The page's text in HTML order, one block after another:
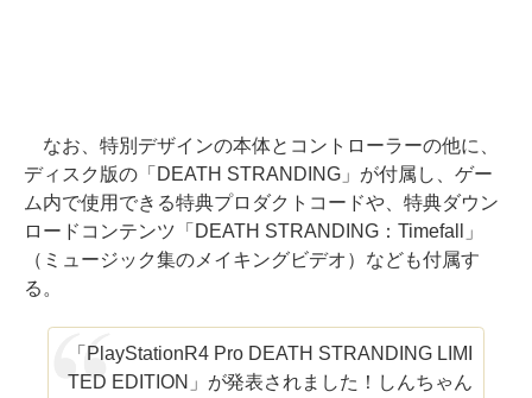
なお、特別デザインの本体とコントローラーの他に、
ディスク版の「DEATH STRANDING」が付属し、ゲー
ム内で使用できる特典プロダクトコードや、特典ダウン
ロードコンテンツ「DEATH STRANDING：Timefall」
（ミュージック集のメイキングビデオ）なども付属す
る。
「PlayStationR4 Pro DEATH STRANDING LIMI
TED EDITION」が発表されました！しんちゃん